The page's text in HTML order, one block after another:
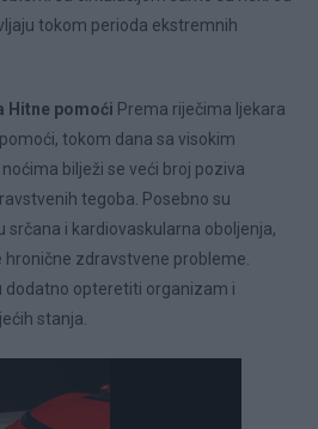
tokom perioda ekstremnih
Hitne pomoći Prema riječima ljekara
tokom dana sa visokim
bilježi se veći broj poziva
tegoba. Posebno su
srčana i kardiovaskularna oboljenja,
zdravstvene probleme.
opteretiti organizam i
stanja.